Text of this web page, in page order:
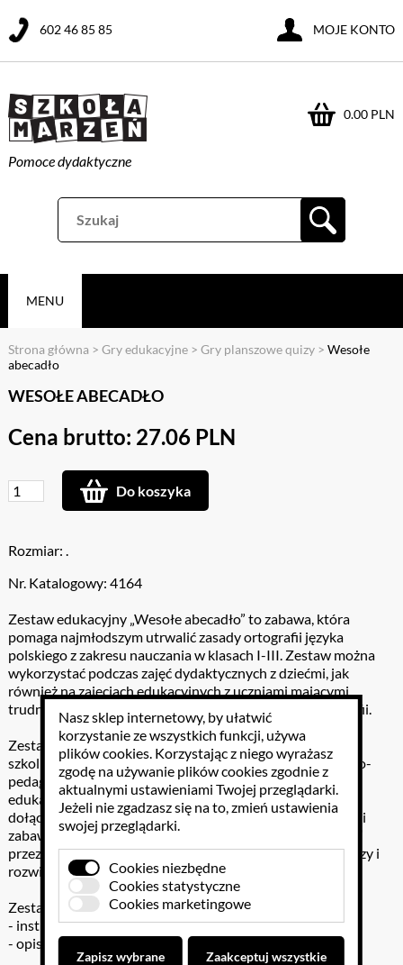
Pomoce dydaktyczne
0.00 PLN
602 46 85 85 MOJE KONTO
MENU
Strona główna > Gry edukacyjne> Gry planszowe quizy> Wesołe
abecadło
WESOŁE ABECADŁO
Cena brutto: 27.06 PLN
Do koszyka
Rozmiar: .
Nr. Katalogowy: 4164
Zestaw edukacyjny „Wesołe abecadło” to zabawa, która
pomaga najmłodszym utrwalić zasady ortografii języka
polskiego z zakresu nauczania w klasach I-III. Zestaw można
wykorzystać podczas zajęć dydaktycznych z dziećmi, jak
również na zajęciach edukacyjnych z uczniami mającymi
trudności w nauce np. w przypadku dysleksji i dysortografii.
Zestaw edukacyjny może być wykorzystany w świetlicach
szkolnych, środowiskowych, w poradniach psychologiczno-
pedagogicznych, w gabinetach pedagoga szkolnego i jako
edukacyjna zabawa towarzyska i rodzinna. W instrukcji
dołączonej do zestawu opisanych jest aż 6 propozycji gier i
zabaw, które można modyfikować. Gra „Wesołe abecadło”
przeznaczona jest dla dzieci w wieku powyżej 6 lat. Gra uczy i
rozwija umiejętności językowe dziecka.
Zestaw gry zawiera:
- instrukcję do gry,
- opis 6 propozycji gier i zabaw.
Nasz sklep internetowy, by ułatwić
korzystanie ze wszystkich funkcji, używa
plików cookies. Korzystając z niego wyrażasz
zgodę na używanie plików cookies zgodnie z
aktualnymi ustawieniami Twojej przeglądarki.
Jeżeli nie zgadzasz się na to, zmień ustawienia
swojej przeglądarki.
Cookies niezbędne
Cookies statystyczne
Cookies marketingowe
Zapisz wybrane Zaakceptuj wszystkie